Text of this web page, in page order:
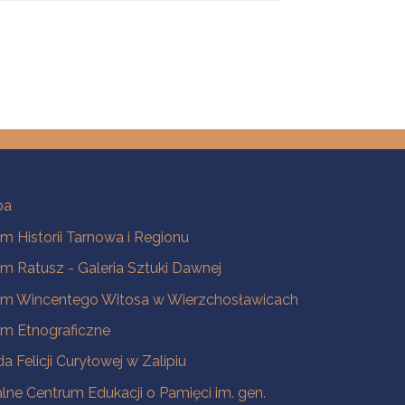
Historii Tarnowa i Regionu
Ratusz - Galeria Sztuki Dawnej
Wincentego Witosa w Wierzchosławicach
Etnograficzne
Felicji Curyłowej w Zalipiu
Centrum Edukacji o Pamięci im. gen.